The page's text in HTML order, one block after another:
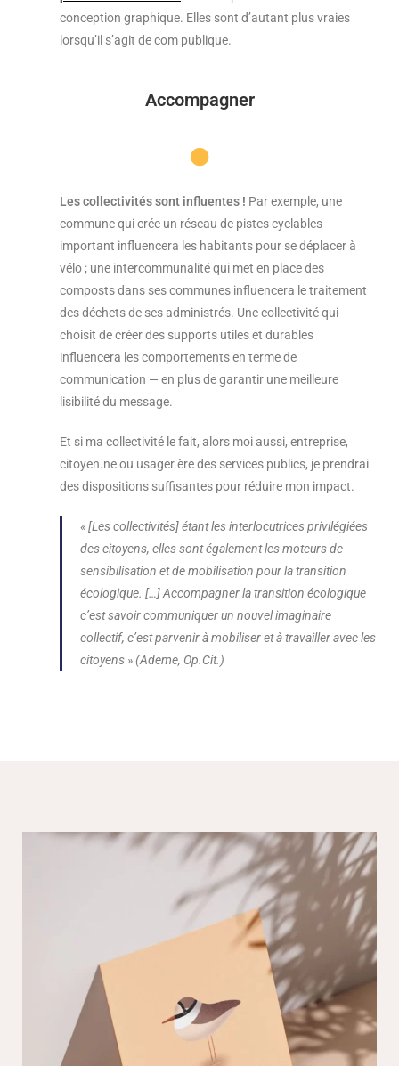
conception graphique. Elles sont d’autant plus vraies
lorsqu’il s’agit de com publique.
Accompagner
Les collectivités sont influentes ! Par exemple, une
commune qui crée un réseau de pistes cyclables
important influencera les habitants pour se déplacer à
vélo ; une intercommunalité qui met en place des
composts dans ses communes influencera le traitement
des déchets de ses administrés. Une collectivité qui
choisit de créer des supports utiles et durables
influencera les comportements en terme de
communication — en plus de garantir une meilleure
lisibilité du message.
Et si ma collectivité le fait, alors moi aussi, entreprise,
citoyen.ne ou usager.ère des services publics, je prendrai
des dispositions suffisantes pour réduire mon impact.
« [Les collectivités] étant les interlocutrices privilégiées
des citoyens, elles sont également les moteurs de
sensibilisation et de mobilisation pour la transition
écologique. […] Accompagner la transition écologique
c’est savoir communiquer un nouvel imaginaire
collectif, c’est parvenir à mobiliser et à travailler avec les
citoyens » (Ademe, Op.Cit.)